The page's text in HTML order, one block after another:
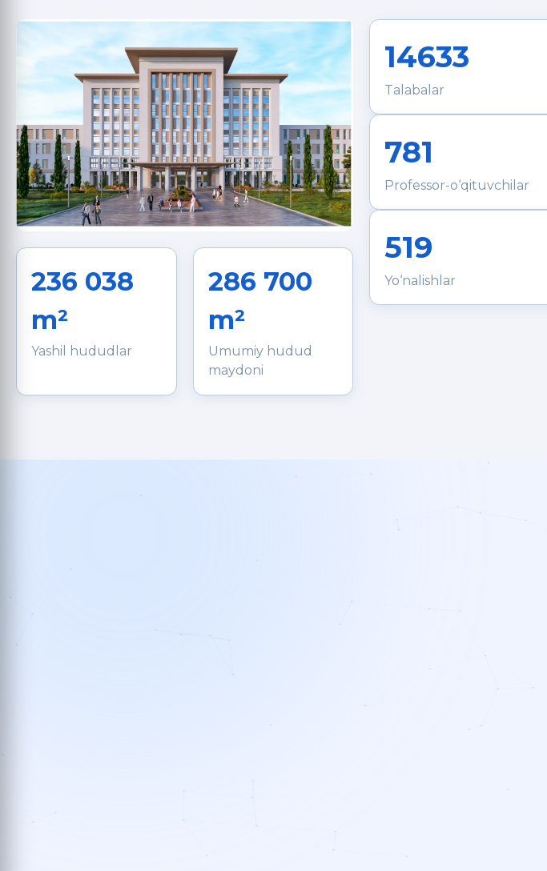
236 038
m²
Yashil hududlar
286 700
m²
Umumiy hudud
maydoni
14633
Talabalar
781
Professor-o‘qituvchilar
519
Yo‘nalishlar